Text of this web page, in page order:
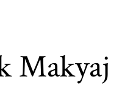
Makyaj